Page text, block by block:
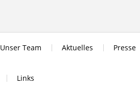
Unser Team Aktuelles Presse
Links